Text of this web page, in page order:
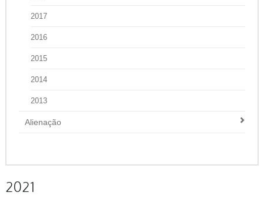
2017
2016
2015
2014
2013
Alienação
2021